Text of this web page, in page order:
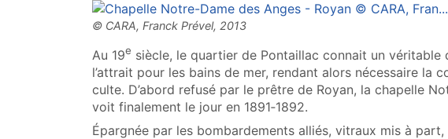
Au 19e siècle, le quartier de Pontaillac connait un véritable
l’attrait pour les bains de mer, rendant alors nécessaire la
culte. D’abord refusé par le prêtre de Royan, la chapelle
voit finalement le jour en 1891‑1892.
Épargnée par les bombardements alliés, vitraux mis à